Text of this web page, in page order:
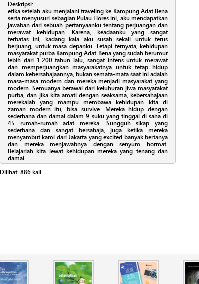
Deskripsi:
etika setelah aku menjalani traveling ke Kampung Adat Bena
serta menyusuri sebagian Pulau Flores ini, aku mendapatkan
jawaban dari sebuah pertanyaanku tentang perjuangan dan
merawat kehidupan. Karena, keadaanku yang sangat
terbatas ini, kadang kala aku susah sekali untuk terus
berjuang, untuk masa depanku. Tetapi ternyata, kehidupan
masyarakat purba Kampung Adat Bena yang sudah berumur
lebih dari 1.200 tahun lalu, sangat intens untuk merawat
dan memperjuangkan masyarakatnya untuk tetap hidup
dalam kebersahajaannya, bukan semata-mata saat ini adalah
masa-masa modern dan mereka menjadi masyarakat yang
modern. Semuanya berawal dari keluhuran jiwa masyarakat
purba, dan jika kita amati dengan seaksama, kebersahajaan
merekalah yang mampu membawa kehidupan kita di
zaman modern itu, bisa survive. Mereka hidup dengan
sederhana dan damai dalam 9 suku yang tinggal di sana di
45 rumah-rumah adat mereka. Sungguh sikap yang
sederhana dan sangat bersahaja, juga ketika mereka
menyambut kami dari Jakarta yang excited banyak bertanya
dan mereka menjawabnya dengan senyum hormat.
Belajarlah kita lewat kehidupan mereka yang tenang dan
damai.
Dilihat: 886 kali.